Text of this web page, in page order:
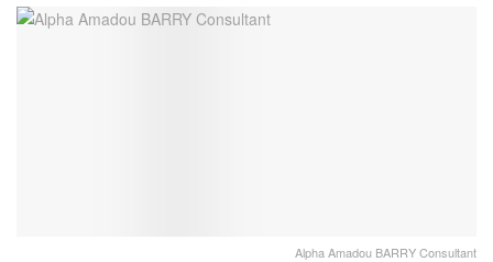
Alpha Amadou BARRY Consultant